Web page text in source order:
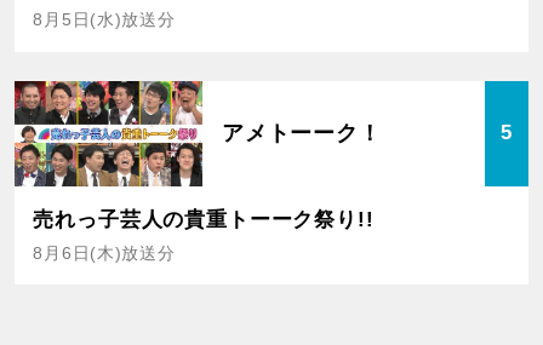
8月5日(水)放送分
アメトーーク！ 5
売れっ子芸人の貴重トーーク祭り!!
8月6日(木)放送分